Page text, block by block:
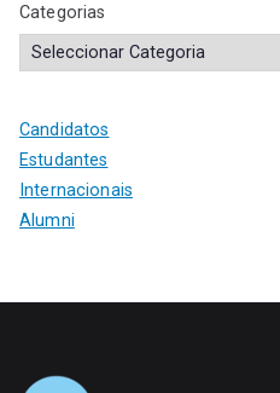
Categorias
Candidatos
Estudantes
Internacionais
Alumni